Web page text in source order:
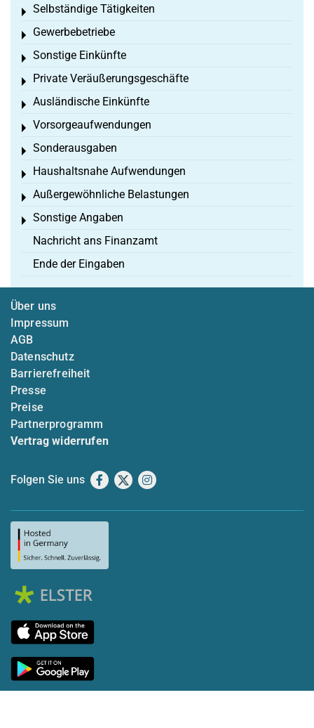
Selbständige Tätigkeiten
Toggle menu
Gewerbebetriebe
Toggle menu
Sonstige Einkünfte
Toggle menu
Private Veräußerungsgeschäfte
Toggle menu
Ausländische Einkünfte
Toggle menu
Vorsorgeaufwendungen
Toggle menu
Sonderausgaben
Toggle menu
Haushaltsnahe Aufwendungen
Toggle menu
Außergewöhnliche Belastungen
Toggle menu
Sonstige Angaben
Toggle menu
Nachricht ans Finanzamt
Ende der Eingaben
Über uns
Impressum
AGB
Datenschutz
Barrierefreiheit
Presse
Preise
Partnerprogramm
Vertrag widerrufen
Folgen Sie uns Facebook
X Instagram